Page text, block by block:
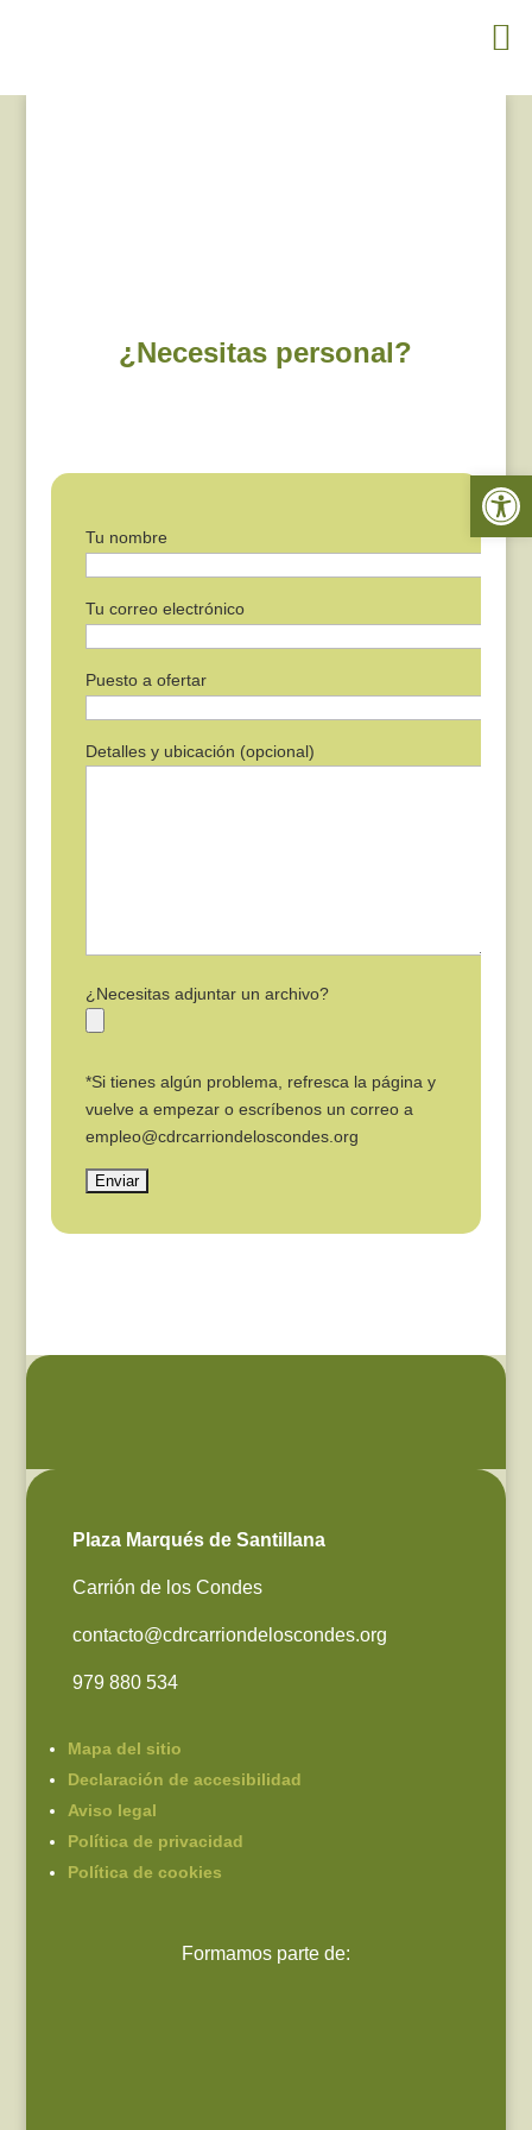
¿Necesitas personal?
Tu nombre
Tu correo electrónico
Puesto a ofertar
Detalles y ubicación (opcional)
¿Necesitas adjuntar un archivo?
*Si tienes algún problema, refresca la página y
vuelve a empezar o escríbenos un correo a
empleo@cdrcarriondeloscondes.org
Plaza Marqués de Santillana
Carrión de los Condes
contacto@cdrcarriondeloscondes.org
979 880 534
Mapa del sitio
Declaración de accesibilidad
Aviso legal
Política de privacidad
Política de cookies
Formamos parte de:
Abrir